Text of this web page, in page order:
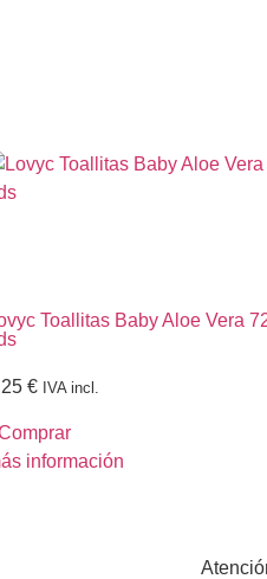
Toallitas Baby Aloe Vera
€ IVA incl.
información